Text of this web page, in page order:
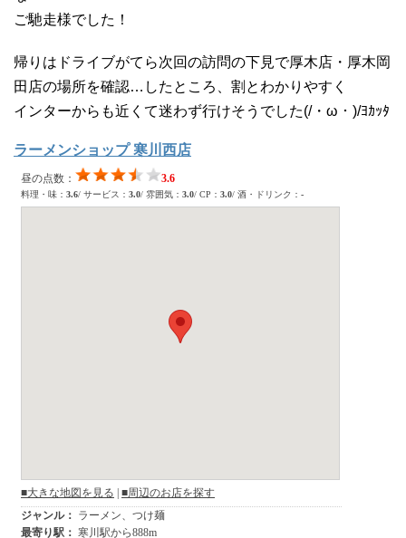
ご馳走様でした！
帰りはドライブがてら次回の訪問の下見で厚木店・厚木岡
田店の場所を確認…したところ、割とわかりやすく
インターからも近くて迷わず行けそうでした(/・ω・)/ﾖｶｯﾀ
ラーメンショップ 寒川西店